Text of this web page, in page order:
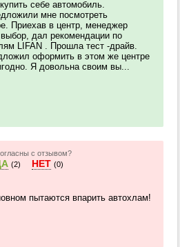
себе автомобиль.
мне посмотреть
Приехав в центр, менеджер
дал рекомендации по
LIFAN . Прошла тест -драйв.
оформить в этом же центре
Я довольна своим вы...
с отзывом?
(2) НЕТ (0)
пытаются впарить автохлам!